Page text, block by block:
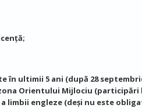
în ultimii 5 ani (după 28
Orientului Mijlociu
limbii engleze (deși nu este